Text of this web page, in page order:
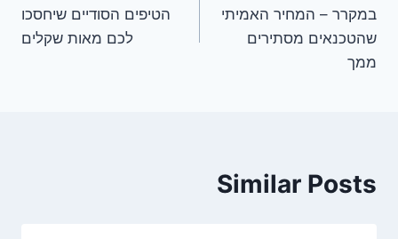
במקרר – המחיר האמיתי
שהטכנאים מסתירים
ממך
הטיפים הסודיים שיחסכו
לכם מאות שקלים
Similar Posts